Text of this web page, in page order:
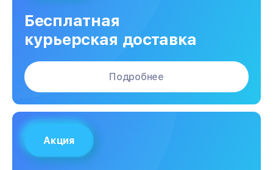
Бесплатная
курьерская доставка
Подробнее
Акция